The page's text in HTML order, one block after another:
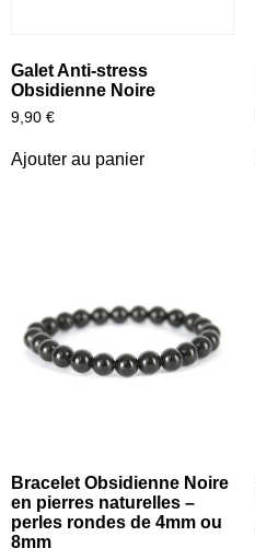
Galet Anti-stress
Obsidienne Noire
9,90 €
Ajouter au panier
Bracelet Obsidienne Noire
en pierres naturelles –
perles rondes de 4mm ou
8mm